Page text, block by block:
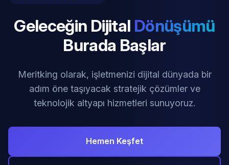
Geleceğin Dijital Dönüşümü
Burada Başlar
Meritking olarak, işletmenizi dijital dünyada bir
adım öne taşıyacak stratejik çözümler ve
teknolojik altyapı hizmetleri sunuyoruz.
Hemen Keşfet